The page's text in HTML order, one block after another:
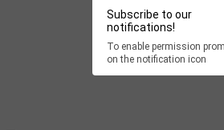
Subscribe to our
notifications!
To enable permission
on the notification icon